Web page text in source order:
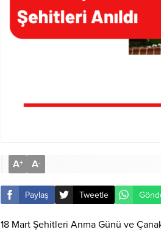
A+ A-
Paylaş Tweetle
18 Mart Şehitleri Anma Günü ve